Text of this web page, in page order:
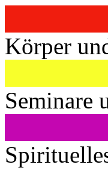
Körper
Seminare